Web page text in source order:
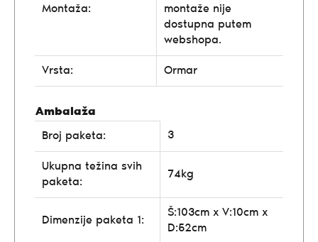
Montaža:
montaže nije
dostupna putem
webshopa.
Vrsta: Ormar
Ambalaža
Broj paketa:
3
Ukupna težina svih
paketa:
74kg
Dimenzije paketa 1:
Š:103cm x V:10cm x
D:52cm